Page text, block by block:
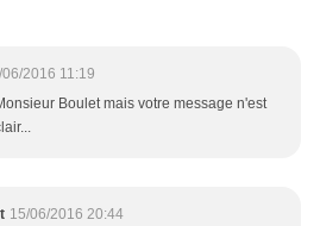
06/2016 11:19
Boulet mais votre message n'est
15/06/2016 20:44